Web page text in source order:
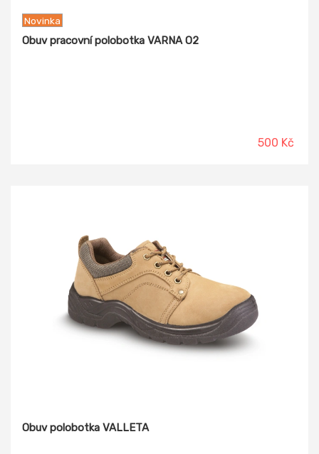
Novinka
Obuv pracovní polobotka VARNA O2
500 Kč
Obuv polobotka VALLETA